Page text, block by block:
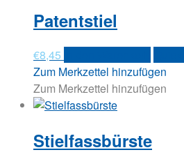
Patentstiel
€8,45
Zum Merkzettel hinzufügen
Zum Merkzettel hinzufügen
Stielfassbürste